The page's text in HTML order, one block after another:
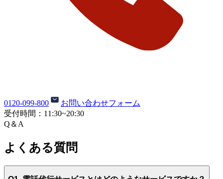
0120-099-800
お問い合わせフォーム
受付時間： 11:30~20:30
Q＆A
よくある質問